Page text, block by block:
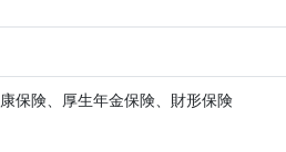
保険、厚生年金保険、財形保険